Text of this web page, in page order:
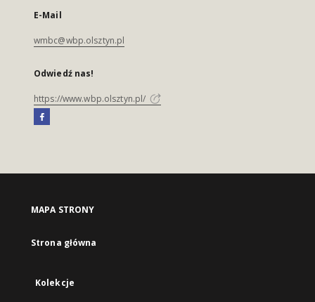
E-Mail
wmbc@wbp.olsztyn.pl
Odwiedź nas!
https://www.wbp.olsztyn.pl/
MAPA STRONY
Strona główna
Kolekcje